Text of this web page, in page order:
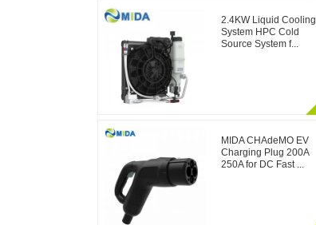
2.4KW Liquid Cooling
System HPC Cold
Source System f...
MIDA CHAdeMO EV
Charging Plug 200A
250A for DC Fast ...